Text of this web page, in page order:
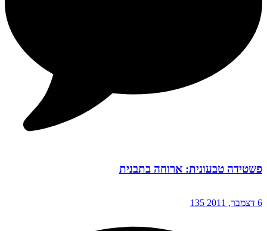
פשטידה טבעונית: ארוחה בתבנית
6 דצמבר, 2011 135